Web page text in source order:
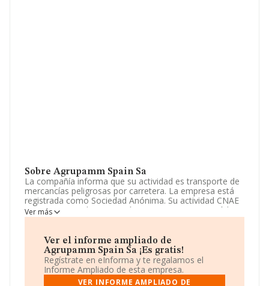
Sobre Agrupamm Spain Sa
La compañía informa que su actividad es transporte de
mercancías peligrosas por carretera. La empresa está
registrada como Sociedad Anónima. Su actividad CNAE
es 'Transporte de mercancías por carretera' con código
4941. La compañía no tiene actividad en mercados
Dentro del ranking de empresas elaborado por
INFORMA, atendiendo a los niveles de facturación de la
sociedad, se destaca que: la empresa ha caído 1.632
puestos en el ranking sectorial, pasando del 1.926 al
Ver más
Ver el informe ampliado de
Agrupamm Spain Sa ¡Es gratis!
Regístrate en eInforma y te regalamos el
Informe Ampliado de esta empresa.
VER INFORME AMPLIADO DE